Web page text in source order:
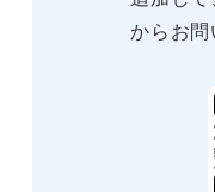
からお問